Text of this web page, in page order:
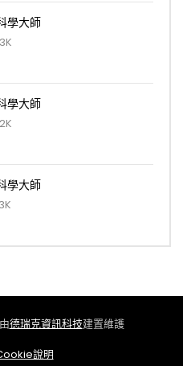
學大師
學大師
學大師
德瑞克資訊科技建置維護
說明